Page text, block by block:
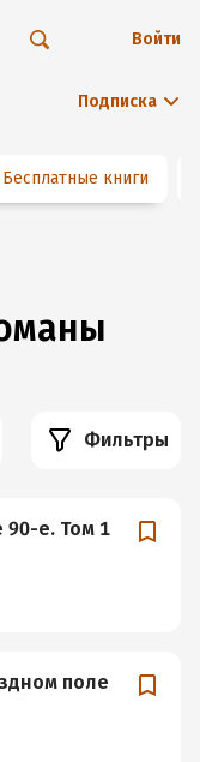
Подписка
Войти
Бесплатные книги
Фильтры
90-е. Том 1
поле